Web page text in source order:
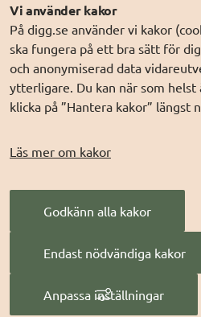
Vi använder kakor
På digg.se använder vi kakor
ska fungera på ett bra sätt för
och anonymiserad data
ytterligare. Du kan när som
klicka på ”Hantera kakor” längst
Läs mer om kakor
Godkänn alla kakor
Endast nödvändiga kakor
Anpassa inställningar
Digg
Kontakt för support,
incident- och felhantering
Om sdk.digg.se
Om kakor
Webbplatskarta
Hantera kakor